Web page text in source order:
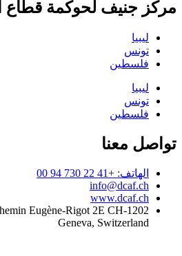
مركز جنيف لحوكمة قطاع
ليبيا
تونس
فلسطين
ليبيا
تونس
فلسطين
تواصل معنا
الهاتف: +41 22 730 94 00
info@dcaf.ch
www.dcaf.ch
Eugène-Rigot 2E CH-1202
Geneva, Switzerland